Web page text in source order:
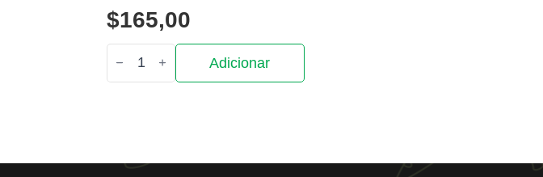
$165,00
Quantidade
de
Molho
Adicionar